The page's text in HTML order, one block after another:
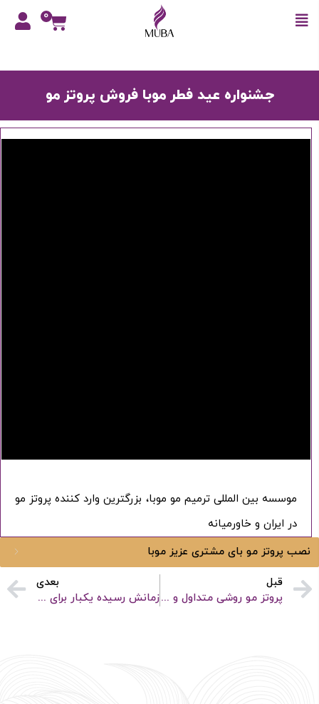
0
جشنواره عید فطر موبا فروش پروتز مو
موسسه بین المللی ترمیم مو موبا، بزرگترین وارد کننده پروتز مو
در ایران و خاورمیانه
نصب پروتز مو بای مشتری عزیز موبا
قبل
پروتز مو روشی متداول و مقرون به صرفه برای رهایی از کم مویی
بعدی
زمانش رسیده یکبار برای همیشه با ریزش مو مقابله کنی